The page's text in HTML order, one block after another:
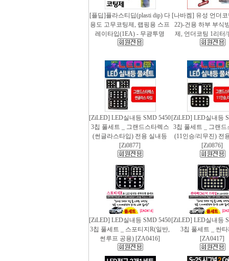
[플딥]플라스티딥(plasti dip) 다
용도 고무코팅제, 랩핑용 스프
레이타입(1EA) - 무광투명
[나바켐] 유성 언더
22)-건용 하부 부식
제, 언더코팅 1리터/
[ZiLED] LED실내등 SMD 5450
3칩 풀세트 _ 그랜드스타렉스
(썬글라스타입) 전용 실내등
[Zi0877]
[ZiLED] LED실내등
3칩 풀세트 _ 그랜드
(11인승/리무진) 전
[Zi0876]
[ZiLED] LED실내등 SMD 5450
3칩 풀세트 _ 스포티지R(일반,
썬루프 공용) [ZA0416]
[ZiLED] LED실내등
3칩 풀세트 _ 싼
[ZA0417]